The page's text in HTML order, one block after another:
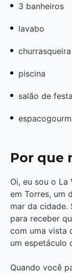
3 banheiros
lavabo
churrasqueira
piscina
salão de
Por que
Oi, eu sou o La
em Torres, um
mar da cidade.
para receber
com uma vista
um espetáculo
Quando você